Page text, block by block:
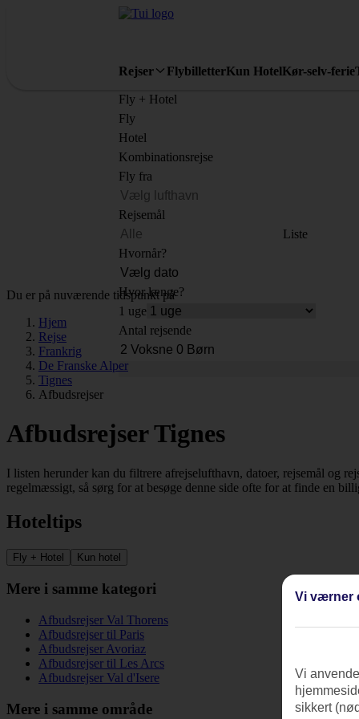
Rejser FlybilletterKun HotelKør-selv-ferie
Fly + Hotel
Fly
Hotel
Kombinationsrejse
Fly fra
Rejsemål
Liste
Hvornår?
Hvor længe?
1 uge
Antal rejsende
Du er på nuværende tidspunkt på
Hjem
Rejse
Frankrig
De Franske Alper
Tignes
Afbudsrejser
Afbudsrejser Tignes
I listen herunder kan du filtrere afrejselufthavn, datoer, rejsemål og
regelmæssigt, så sørg for at besøge denne side ofte for at finde en
Hoteltips
Fly + Hotel Kun hotel
Mere i samme kategori
Afbudsrejser Val Thorens
Afbudsrejser til Paris
Afbudsrejser Avoriaz
Afbudsrejser til Les Arcs
Afbudsrejser Val d'Isere
Mere i samme område
Vi værner
Vi
sikkert